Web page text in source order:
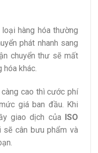
hàng hóa thường
phát nhanh sang
chuyển thư sẽ mất
hóa khác.
cao thì cước phí
giá ban đầu. Khi
giao dịch củaISO
sẽ cân bưu phẩm và